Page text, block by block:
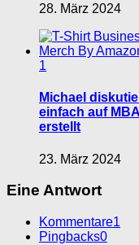
28. März 2024
1
Michael
einfach auf
erstellt
23. März 2024
Eine Antwort
Kommentare1
Pingbacks0